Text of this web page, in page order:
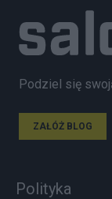
Podziel się
ZAŁÓŻ BLOG
Polityka